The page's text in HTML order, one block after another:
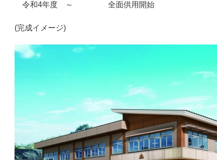
令和4年度 ～ 全面供用開始
(完成イメージ)